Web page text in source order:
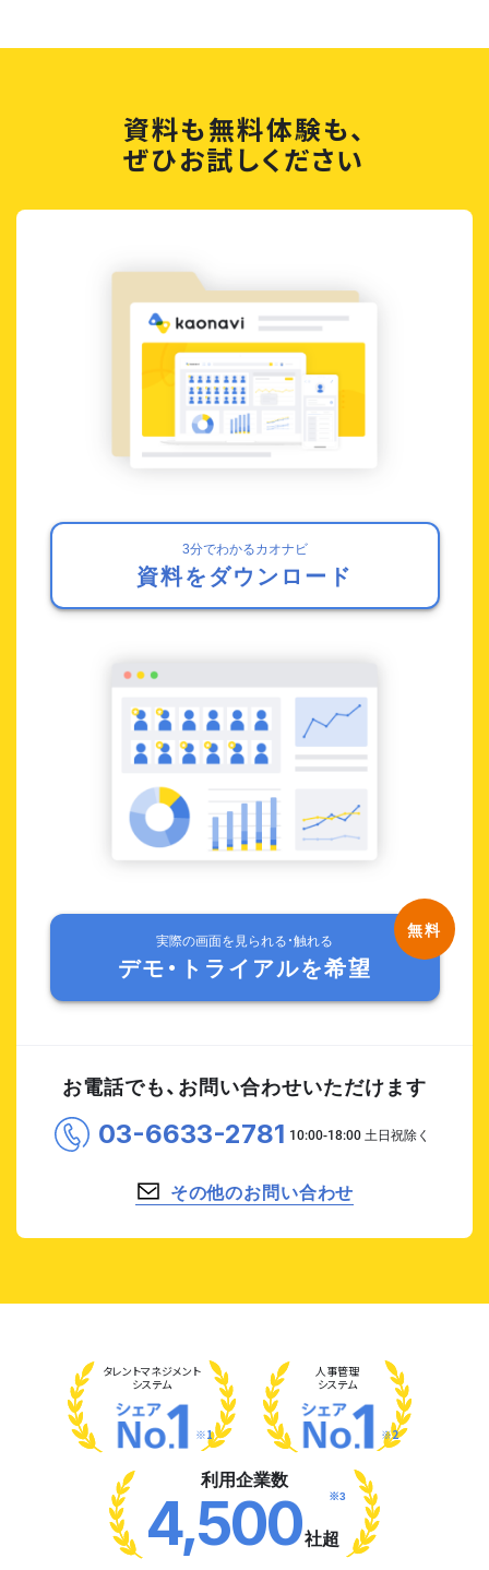
資料も無料体験も、
ぜひお試しください
3分でわかるカオナビ
資料をダウンロード
実際の画面を見られる・触れる
デモ・トライアルを希望
お電話でも、お問い合わせいただけます
03-6633-2781
その他のお問い合わせ
タレントマネジメント
システム
※1
人事管理
システム
※2
利用企業数
4,500社超
※3